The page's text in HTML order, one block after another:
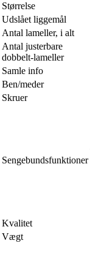
Størrelse
Udslået liggemål
Antal lameller, i alt
Antal justerbare
dobbelt-lameller
Samle info
Ben/meder
Skruer
Sengebundsfunktioner
Kvalitet
Vægt